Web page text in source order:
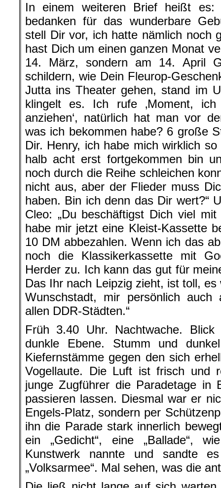
In einem weiteren Brief heißt es:
bedanken für das wunderbare
stell Dir vor, ich hatte nämlich noch
hast Dich um einen ganzen Monat
14. März, sondern am 14. April
schildern, wie Dein Fleurop-
Jutta ins Theater gehen, stand im
klingelt es. Ich rufe ‚Moment,
anziehen‘, natürlich hat man vor
was ich bekommen habe? 6 große
Dir. Henry, ich habe mich wirklich
halb acht erst fortgekommen bin
noch durch die Reihe schleichen
nicht aus, aber der Flieder muss
haben. Bin ich denn das Dir wert?“
Cleo: „Du beschäftigst Dich viel
habe mir jetzt eine Kleist-Kassette
10 DM abbezahlen. Wenn ich das
noch die Klassikerkassette mit
Herder zu. Ich kann das gut für
Das Ihr nach Leipzig zieht, ist toll,
Wunschstadt, mir persönlich auch
allen DDR-Städten.“
Früh 3.40 Uhr. Nachtwache.
dunkle Ebene. Stumm und
Kiefernstämme gegen den sich
Vogellaute. Die Luft ist frisch und
junge Zugführer die Paradetage in
passieren lassen. Diesmal war er
Engels-Platz, sondern per
ihn die Parade stark innerlich
ein „Gedicht“, eine „Ballade“,
Kunstwerk nannte und sandte
„Volksarmee“. Mal sehen, was die